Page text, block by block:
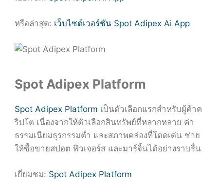
หรือล่าสุด: เว็บไซต์เวอร์ชัน Spot Adipex Ai App
Spot Adipex Platform
Spot Adipex Platform เป็นตัวเลือกแรกสำหรับผู้ค้าค
ริปโต เนื่องจากให้ตัวเลือกสินทรัพย์ที่หลากหลาย ค่า
ธรรมเนียมธุรกรรมต่ำ และสภาพคล่องที่โดดเด่น ช่วย
ให้ซื้อขายสปอต ฟิวเจอร์ส และมาร์จิ้นได้อย่างราบรื่น
เยี่ยมชม: Spot Adipex Platform